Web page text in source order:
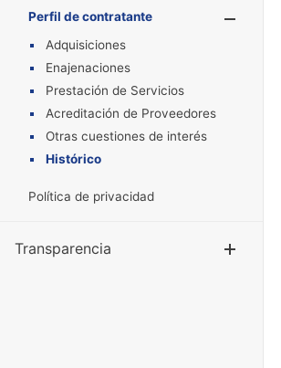
Perfil de contratante
Adquisiciones
Enajenaciones
Prestación de Servicios
Acreditación de Proveedores
Otras cuestiones de interés
Histórico
Política de privacidad
Transparencia